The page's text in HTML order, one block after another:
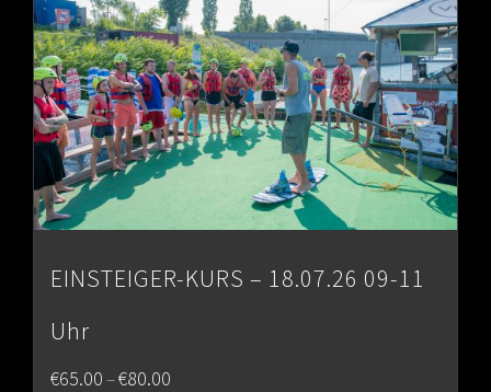
EINSTEIGER-KURS – 18.07.26 09-11
Uhr
€65.00–€80.00